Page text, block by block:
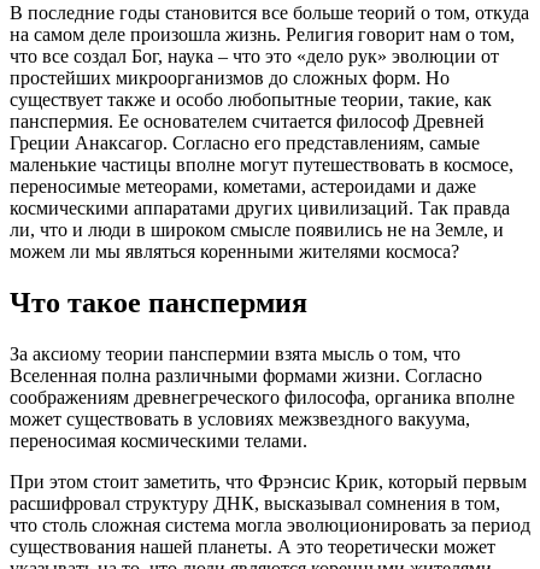
В последние годы становится все больше теорий о том, откуда
на самом деле произошла жизнь. Религия говорит нам о том,
что все создал Бог, наука – что это «дело рук» эволюции от
простейших микроорганизмов до сложных форм. Но
существует также и особо любопытные теории, такие, как
панспермия. Ее основателем считается философ Древней
Греции Анаксагор. Согласно его представлениям, самые
маленькие частицы вполне могут путешествовать в космосе,
переносимые метеорами, кометами, астероидами и даже
космическими аппаратами других цивилизаций. Так правда
ли, что и люди в широком смысле появились не на Земле, и
можем ли мы являться коренными жителями космоса?
Что такое панспермия
За аксиому теории панспермии взята мысль о том, что
Вселенная полна различными формами жизни. Согласно
соображениям древнегреческого философа, органика вполне
может существовать в условиях межзвездного вакуума,
переносимая космическими телами.
При этом стоит заметить, что Фрэнсис Крик, который первым
расшифровал структуру ДНК, высказывал сомнения в том,
что столь сложная система могла эволюционировать за период
существования нашей планеты. А это теоретически может